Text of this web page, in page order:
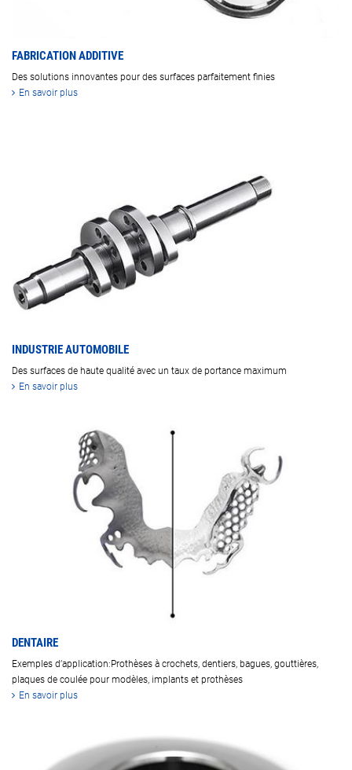
FABRICATION ADDITIVE
Des solutions innovantes pour des surfaces parfaitement finies
En savoir plus
INDUSTRIE AUTOMOBILE
Des surfaces de haute qualité avec un taux de portance maximum
En savoir plus
DENTAIRE
Exemples d’application:Prothèses à crochets, dentiers, bagues, gouttières,
plaques de coulée pour modèles, implants et prothèses
En savoir plus